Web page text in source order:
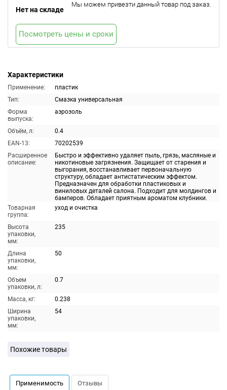
Характеристики
Применение:
пластик
Тип:
Смазка универсальная
Форма
выпуска:
аэрозоль
Объём, л:
0.4
EAN-13:
70202539
Расширенное
описание:
Быстро и эффективно удаляет пыль, грязь, масляные и
никотиновые загрязнения. Защищает от старения и
выгорания, восстанавливает первоначальную
структуру, обладает антистатическим эффектом.
Предназначен для обработки пластиковых и
виниловых деталей салона. Подходит для молдингов и
бамперов. Обладает приятным ароматом клубники.
Товарная
группа:
уход и очистка
Высота
упаковки,
мм:
235
Длина
упаковки,
мм:
50
Объем
упаковки, л:
0.7
Масса, кг:
0.238
Ширина
упаковки,
мм:
54
Нет на складе
Мы можем привезти данный товар под заказ.
Посмотреть цены и сроки
Похожие товары
Применимость Отзывы